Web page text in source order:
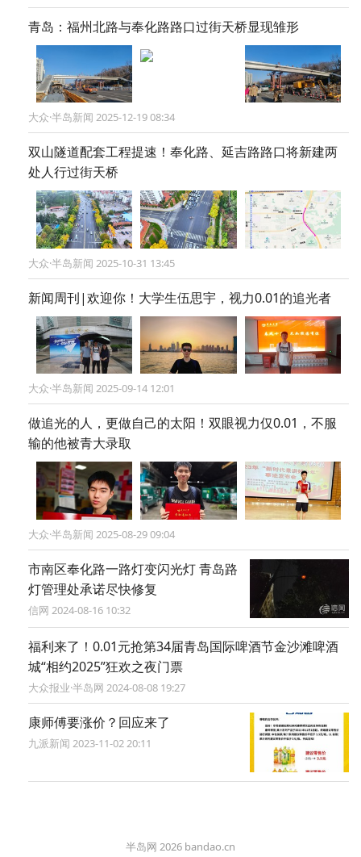
青岛：福州北路与奉化路路口过街天桥显现雏形
大众·半岛新闻 2025-12-19 08:34
双山隧道配套工程提速！奉化路、延吉路路口将新建两
处人行过街天桥
大众·半岛新闻 2025-10-31 13:45
新闻周刊|欢迎你！大学生伍思宇，视力0.01的追光者
大众·半岛新闻 2025-09-14 12:01
做追光的人，更做自己的太阳！双眼视力仅0.01，不服
输的他被青大录取
大众·半岛新闻 2025-08-29 09:04
市南区奉化路一路灯变闪光灯 青岛路
灯管理处承诺尽快修复
信网 2024-08-16 10:32
福利来了！0.01元抢第34届青岛国际啤酒节金沙滩啤酒
城“相约2025”狂欢之夜门票
大众报业·半岛网 2024-08-08 19:27
康师傅要涨价？回应来了
九派新闻 2023-11-02 20:11
半岛网 2026 bandao.cn